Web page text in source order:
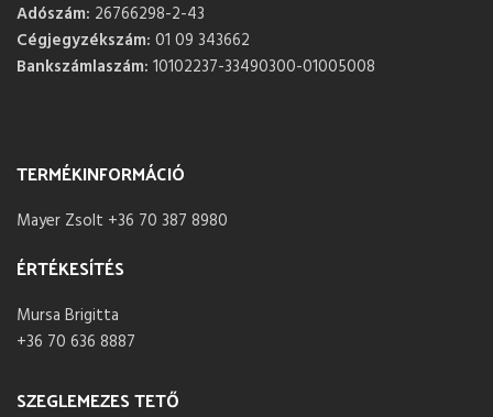
Adószám: 26766298-2-43
Cégjegyzékszám: 01 09 343662
Bankszámlaszám: 10102237-33490300-01005008
TERMÉKINFORMÁCIÓ
Mayer Zsolt +36 70 387 8980
ÉRTÉKESÍTÉS
Mursa Brigitta
+36 70 636 8887
SZEGLEMEZES TETŐ